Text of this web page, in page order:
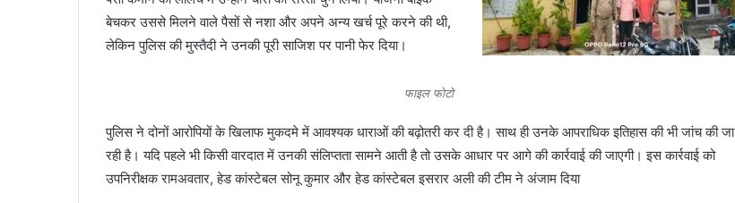
बेचकर उससे मिलने वाले पैसों से नशा और अपने अन्य खर्च पूरे करने की थी,
लेकिन पुलिस की मुस्तैदी ने उनकी पूरी साजिश पर पानी फेर दिया।
फाइल फोटो
पुलिस ने दोनों आरोपियों के खिलाफ मुकदमे में आवश्यक धाराओं की बढ़ोतरी कर दी है। साथ ही उनके आपराधिक इतिहास की भी जांच की जा
रही है। यदि पहले भी किसी वारदात में उनकी संलिप्तता सामने आती है तो उसके आधार पर आगे की कार्रवाई की जाएगी। इस कार्रवाई को
उपनिरीक्षक रामअवतार, हेड कांस्टेबल सोनू कुमार और हेड कांस्टेबल इसरार अली की टीम ने अंजाम दिया